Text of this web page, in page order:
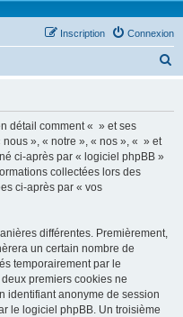
Connexion
Inscription
détail comment « » et ses
», « notre », « nos », « » et
ci-après par « logiciel phpBB »
collectées lors des
ci-après par « vos
différentes. Premièrement,
un certain nombre de
temporairement par le
premiers cookies ne
identifiant anonyme de session
le logiciel phpBB. Un troisième